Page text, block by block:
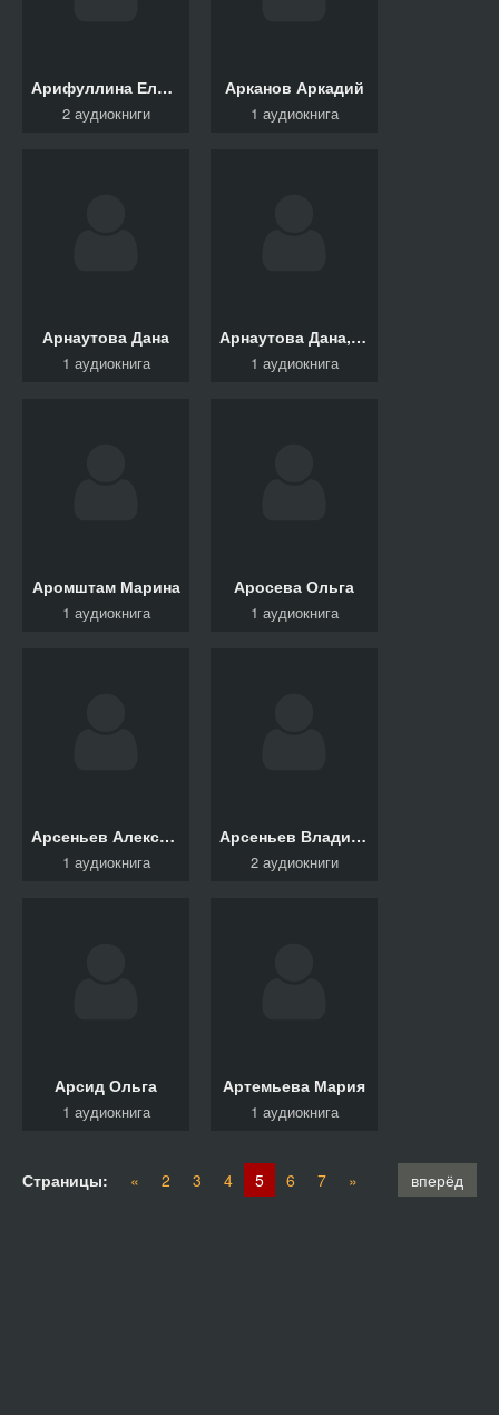
Арифуллина Елена
2 аудиокниги
Арканов Аркадий
1 аудиокнига
Арнаутова Дана
1 аудиокнига
Арнаутова Дана, Соловьева Евгения
1 аудиокнига
Аромштам Марина
1 аудиокнига
Аросева Ольга
1 аудиокнига
Арсеньев Александр
1 аудиокнига
Арсеньев Владимир
2 аудиокниги
Арсид Ольга
1 аудиокнига
Артемьева Мария
1 аудиокнига
вперёд
Страницы: « 2 3 4 5 6 7 »